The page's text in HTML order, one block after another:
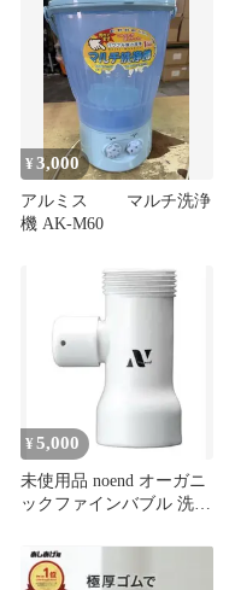
¥3,000
アルミス マルチ洗浄
機 AK-M60
¥ 5,000
未使用品 noend オーガニ
ックファインバブル 洗濯